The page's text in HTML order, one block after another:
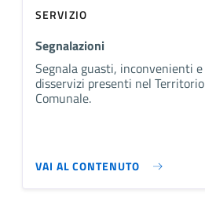
SERVIZIO
Segnalazioni
Segnala guasti, inconvenienti e
disservizi presenti nel Territorio
Comunale.
VAI AL CONTENUTO